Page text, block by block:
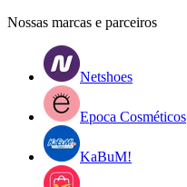
Nossas marcas e parceiros
Netshoes
Epoca Cosméticos
KaBuM!